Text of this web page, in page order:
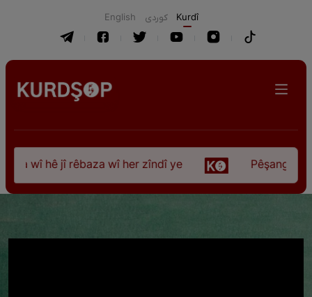
English كوردی Kurdî
wî hê jî rêbaza wî her zîndî ye Pêşangeha